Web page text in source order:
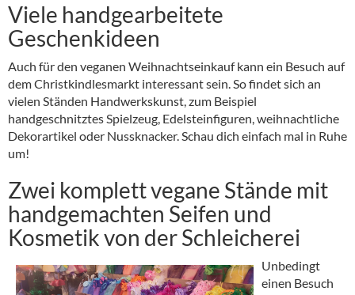
Viele handgearbeitete
Geschenkideen
Auch für den veganen Weihnachtseinkauf kann ein Besuch auf
dem Christkindlesmarkt interessant sein. So findet sich an
vielen Ständen Handwerkskunst, zum Beispiel
handgeschnitztes Spielzeug, Edelsteinfiguren, weihnachtliche
Dekorartikel oder Nussknacker. Schau dich einfach mal in Ruhe
um!
Zwei komplett vegane Stände mit
handgemachten Seifen und
Kosmetik von der Schleicherei
Unbedingt
einen Besuch